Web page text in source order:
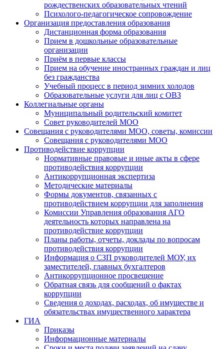
рождественских образовательных чтений
Психолого-педагогическое сопровождение
Организация предоставления образования
Дистанционная форма образования
Прием в дошкольные образовательные
организации
Приём в первые классы
Прием на обучение иностранных граждан и лиц
без гражданства
Учебный процесс в период зимних холодов
Образовательные услуги для лиц с ОВЗ
Коллегиальные органы
Муниципальный родительский комитет
Совет руководителей МОО
Совещания с руководителями МОО, советы, комиссии
Совещания с руководителями МОО
Противодействие коррупции
Нормативные правовые и иные акты в сфере
противодействия коррупции
Антикоррупционная экспертиза
Методические материалы
Формы документов, связанных с
противодействием коррупции для заполнения
Комиссии Управления образования АГО
деятельность которых направлена на
противодействие коррупции
Планы работы, отчеты, доклады по вопросам
противодействия коррупции
Информация о СЗП руководителей МОУ, их
заместителей, главных бухгалтеров
Антикоррупционное просвещение
Обратная связь для сообщений о фактах
коррупции
Сведения о доходах, расходах, об имуществе и
обязательствах имущественного характера
ГИА
Приказы
Информационные материалы